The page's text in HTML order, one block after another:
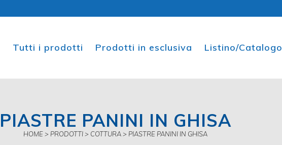
Tutti i prodotti Prodotti in esclusiva Listino/Catalogo
PIASTRE PANINI IN GHISA
HOME> PRODOTTI> COTTURA> PIASTRE PANINI IN GHISA